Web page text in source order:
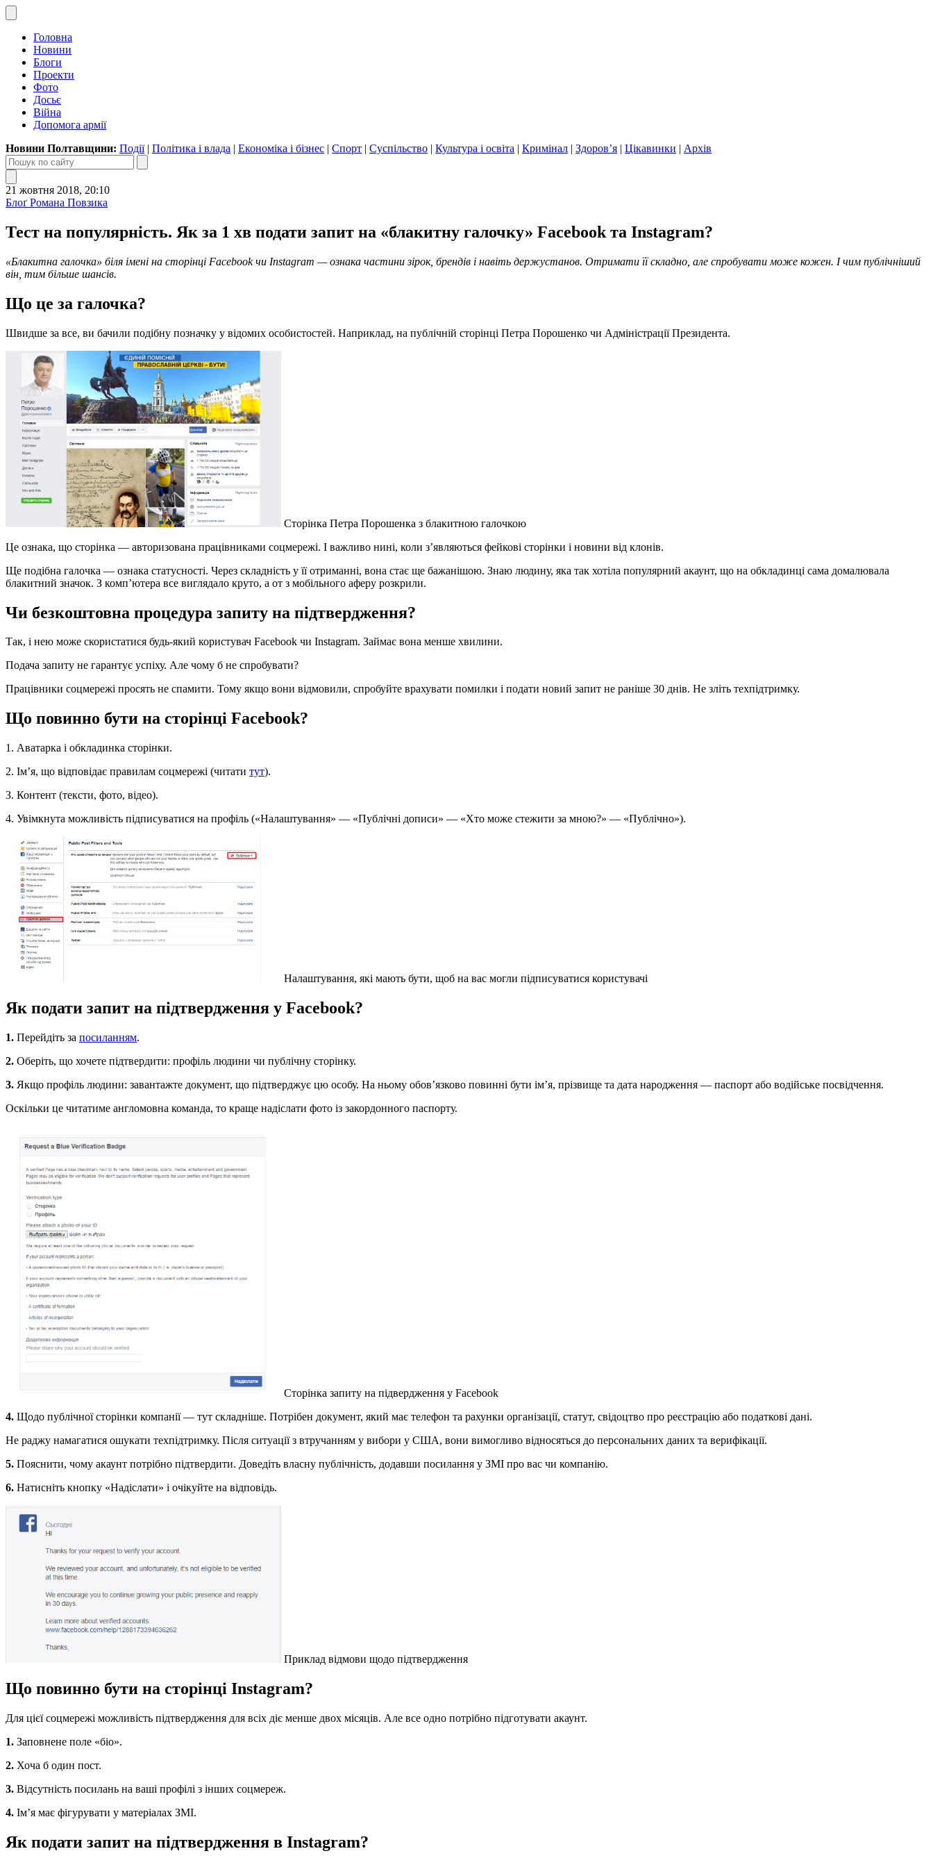
Головна
Новини
Блоги
Проекти
Фото
Досьє
Війна
Допомога армії
Новини Полтавщини: Події| Політика і влада | Економіка і бізнес | Спорт | Суспільство | Культура і освіта | Кримінал | Здоров’я | Цікавинки | Архів
21 жовтня 2018, 20:10
Блоґ Романа Повзика
Тест на популярність. Як за 1 хв подати запит на «блакитну галочку» Facebook та Instagram?
«Блакитна галочка» біля імені на сторінці Facebook чи Instagram — ознака частини зірок, брендів і навіть держустанов. Отримати її складно, але спробувати може кожен. І чим публічніший
він, тим більше шансів.
Що це за галочка?
Швидше за все, ви бачили подібну позначку у відомих особистостей. Наприклад, на публічній сторінці Петра Порошенко чи Адміністрації Президента.
Сторінка Петра Порошенка з блакитною галочкою
Це ознака, що сторінка — авторизована працівниками соцмережі. І важливо нині, коли з’являються фейкові сторінки і новини від клонів.
Ще подібна галочка — ознака статусності. Через складність у її отриманні, вона стає ще бажанішою. Знаю людину, яка так хотіла популярний акаунт, що на обкладинці сама домалювала
блакитний значок. З комп’ютера все виглядало круто, а от з мобільного аферу розкрили.
Чи безкоштовна процедура запиту на підтвердження?
Так, і нею може скористатися будь-який користувач Facebook чи Instagram. Займає вона менше хвилини.
Подача запиту не гарантує успіху. Але чому б не спробувати?
Працівники соцмережі просять не спамити. Тому якщо вони відмовили, спробуйте врахувати помилки і подати новий запит не раніше 30 днів. Не зліть техпідтримку.
Що повинно бути на сторінці Facebook?
1. Аватарка і обкладинка сторінки.
2. Ім’я, що відповідає правилам соцмережі (читати тут).
3. Контент (тексти, фото, відео).
4. Увімкнута можливість підписуватися на профіль («Налаштування» — «Публічні дописи» — «Хто може стежити за мною?» — «Публічно»).
Налаштування, які мають бути, щоб на вас могли підписуватися користувачі
Як подати запит на підтвердження у Facebook?
1. Перейдіть за посиланням.
2. Оберіть, що хочете підтвердити: профіль людини чи публічну сторінку.
3. Якщо профіль людини: завантажте документ, що підтверджує цю особу. На ньому обов’язково повинні бути ім’я, прізвище та дата народження — паспорт або водійське посвідчення.
Оскільки це читатиме англомовна команда, то краще надіслати фото із закордонного паспорту.
Сторінка запиту на підвердження у Facebook
4. Щодо публічної сторінки компанії — тут складніше. Потрібен документ, який має телефон та рахунки організації, статут, свідоцтво про реєстрацію або податкові дані.
Не раджу намагатися ошукати техпідтримку. Після ситуації з втручанням у вибори у США, вони вимогливо відносяться до персональних даних та верифікації.
5. Пояснити, чому акаунт потрібно підтвердити. Доведіть власну публічність, додавши посилання у ЗМІ про вас чи компанію.
6. Натисніть кнопку «Надіслати» і очікуйте на відповідь.
Приклад відмови щодо підтвердження
Що повинно бути на сторінці Instagram?
Для цієї соцмережі можливість підтвердження для всіх діє менше двох місяців. Але все одно потрібно підготувати акаунт.
1. Заповнене поле «біо».
2. Хоча б один пост.
3. Відсутність посилань на ваші профілі з інших соцмереж.
4. Ім’я має фігурувати у матеріалах ЗМІ.
Як подати запит на підтвердження в Instagram?